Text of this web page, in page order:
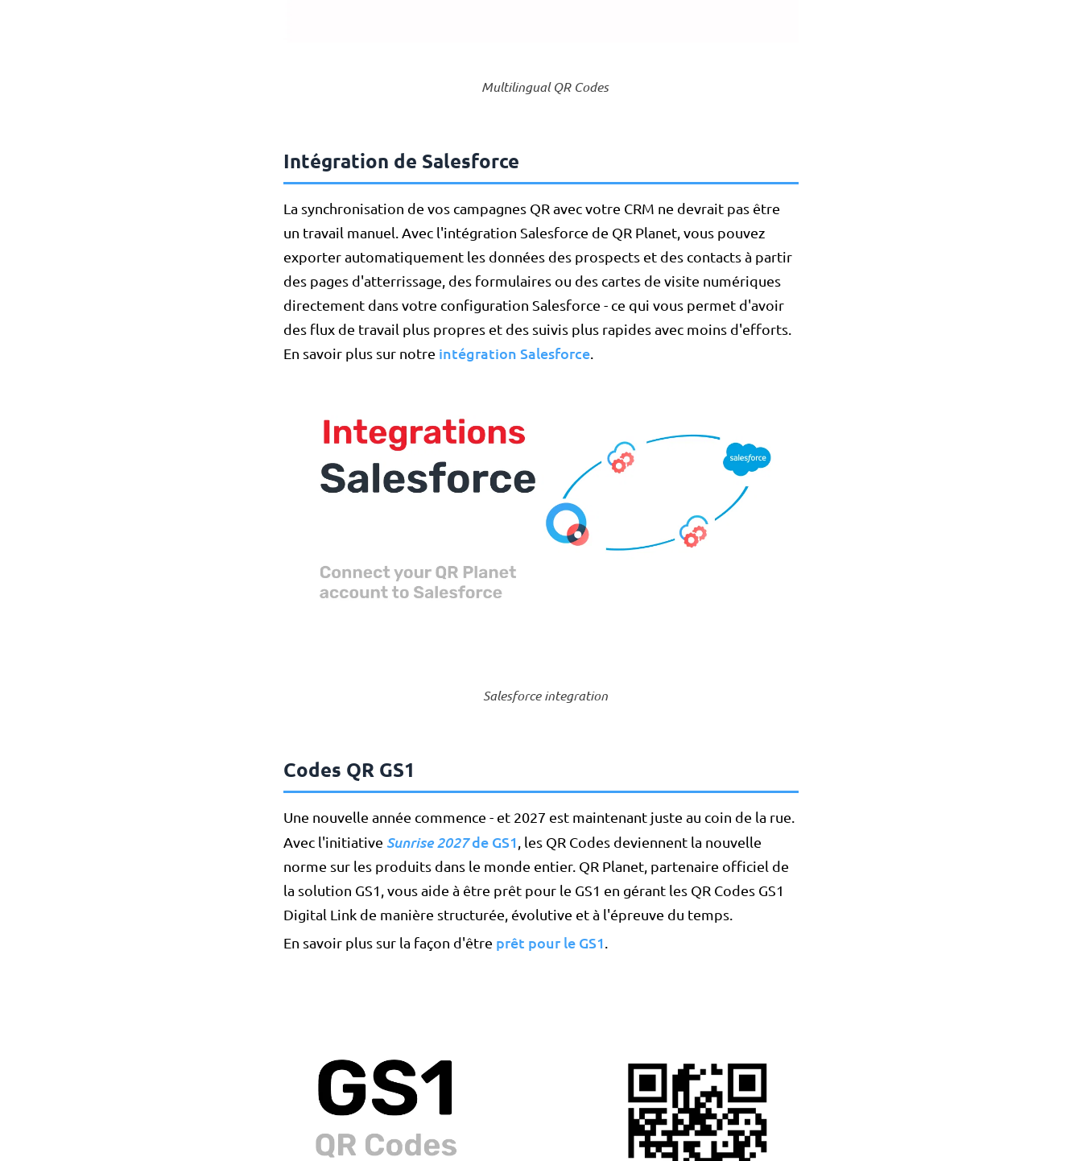
Multilingual QR Codes
Intégration de Salesforce
La synchronisation de vos campagnes QR avec votre CRM ne devrait pas être
un travail manuel. Avec l'intégration Salesforce de QR Planet, vous pouvez
exporter automatiquement les données des prospects et des contacts à partir
des pages d'atterrissage, des formulaires ou des cartes de visite numériques
directement dans votre configuration Salesforce - ce qui vous permet d'avoir
des flux de travail plus propres et des suivis plus rapides avec moins d'efforts.
En savoir plus sur notre intégration Salesforce.
Salesforce integration
Codes QR GS1
Une nouvelle année commence - et 2027 est maintenant juste au coin de la rue.
Avec l'initiative Sunrise 2027de GS1, les QR Codes deviennent la nouvelle
norme sur les produits dans le monde entier. QR Planet, partenaire officiel de
la solution GS1, vous aide à être prêt pour le GS1 en gérant les QR Codes GS1
Digital Link de manière structurée, évolutive et à l'épreuve du temps.
En savoir plus sur la façon d'être prêt pour le GS1.